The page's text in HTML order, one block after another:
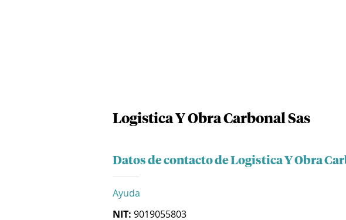
Logistica Y Obra Carbonal Sas
Datos de contacto de Logistica Y Obra
Ayuda
NIT: 9019055803